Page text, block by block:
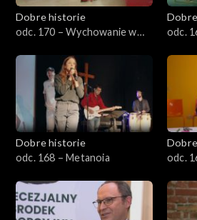
Dobre historie
odc. 170 – Wychowanie w
odc.
Dobre historie
odc. 168 – Metanoia
odc.